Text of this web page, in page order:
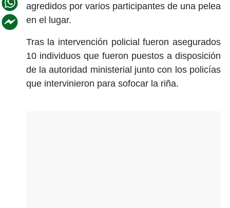
agredidos por varios participantes de una pelea
en el lugar.
Tras la intervención policial fueron asegurados
10 individuos que fueron puestos a disposición
de la autoridad ministerial junto con los policías
que intervinieron para sofocar la riña.